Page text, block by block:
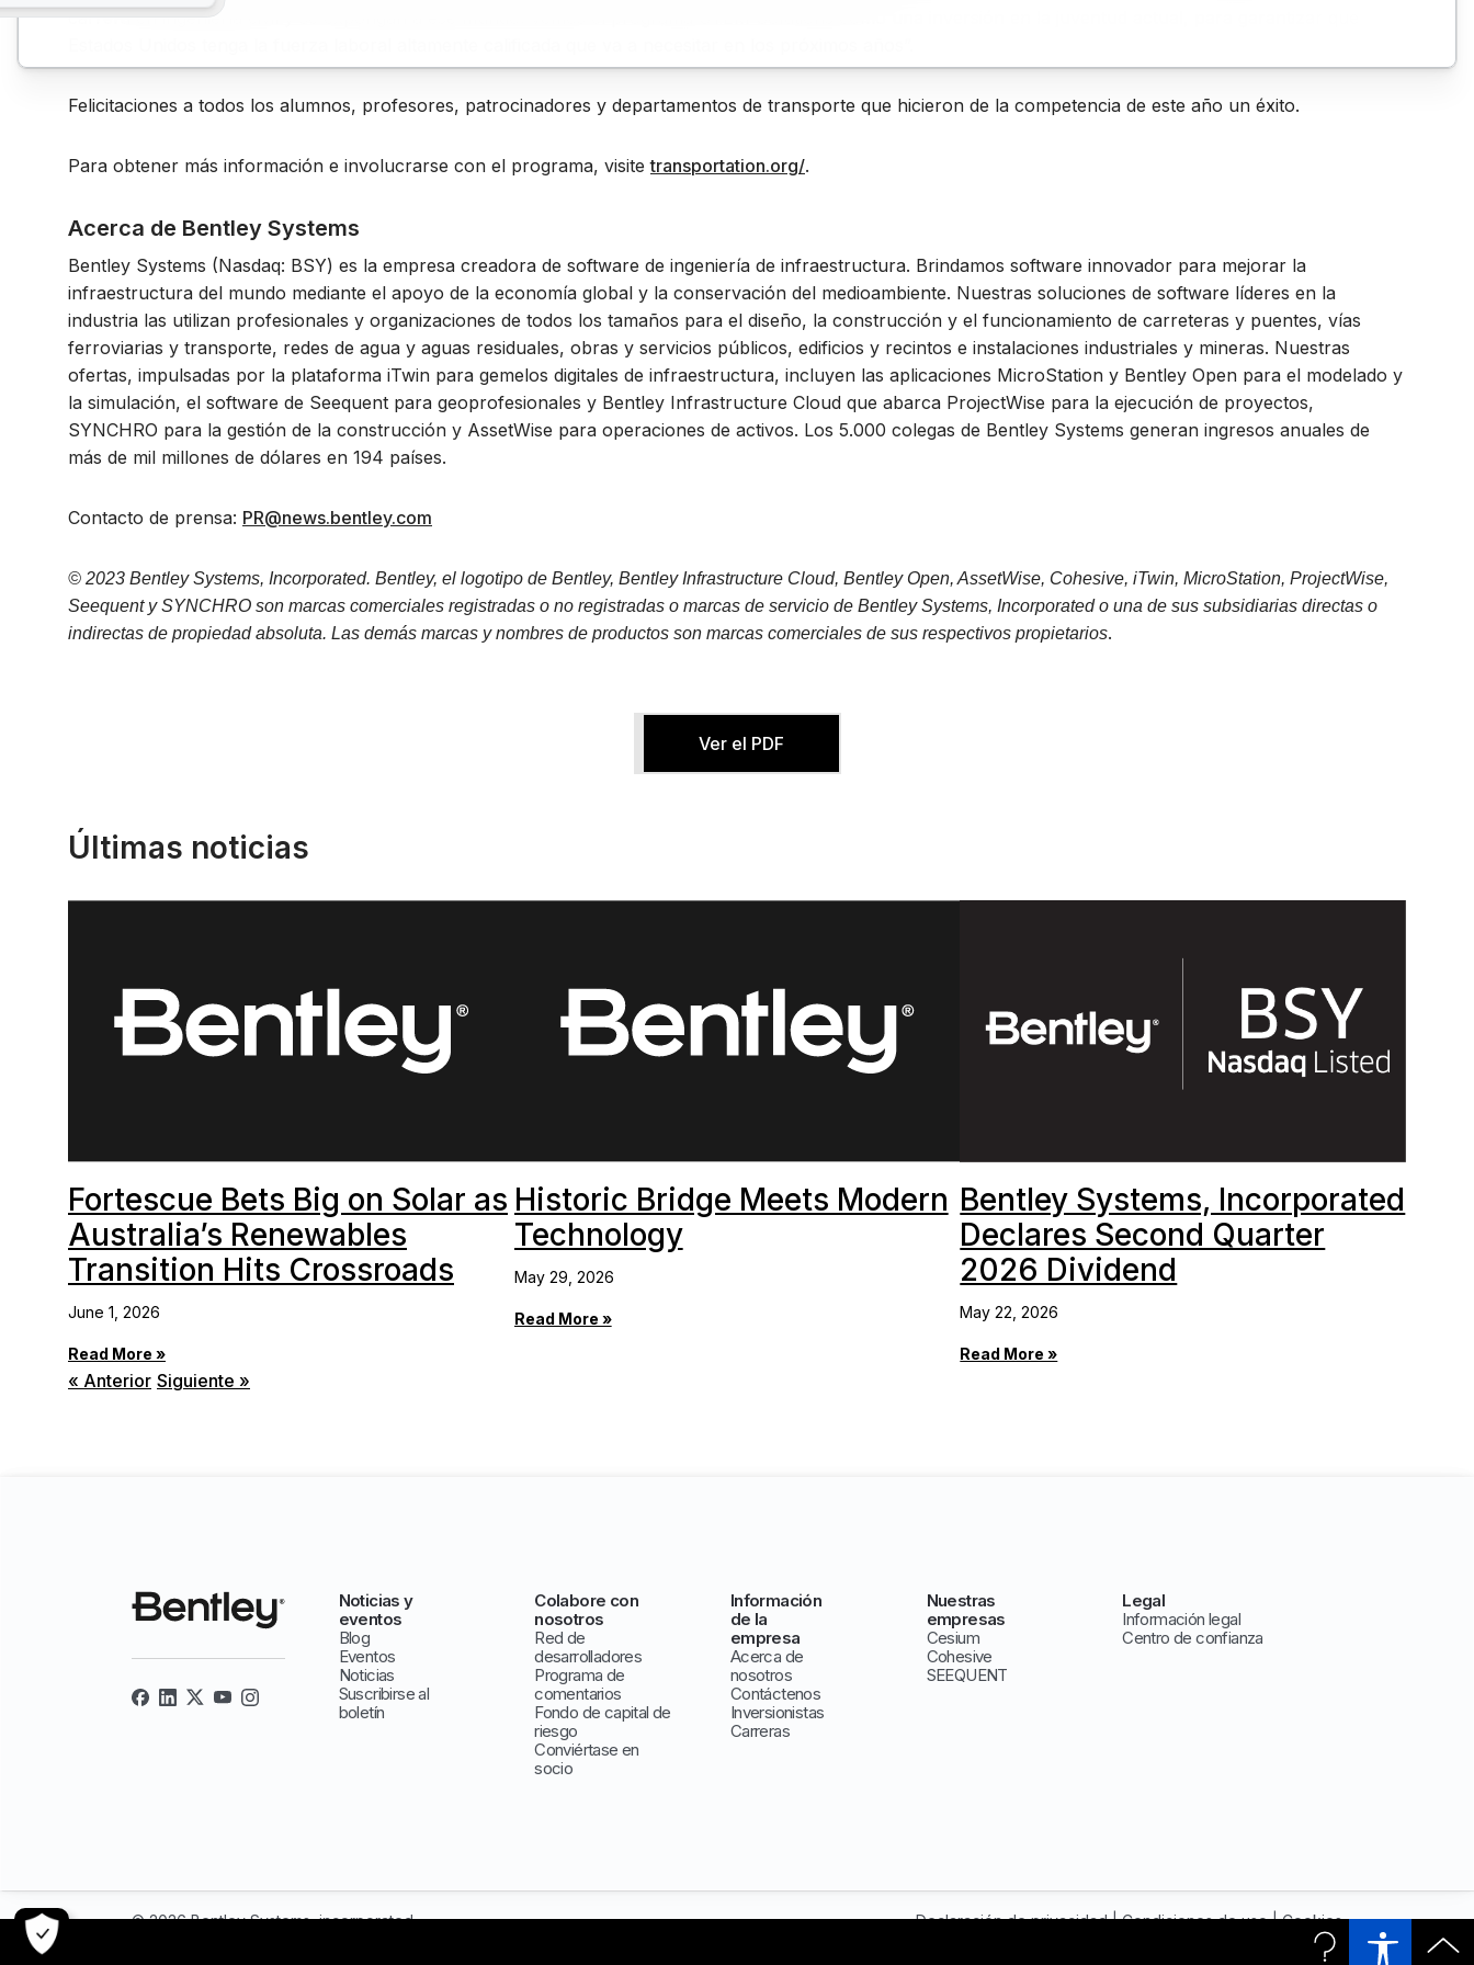
carrera en ingeniería civil y se expongan a ese mundo. Vemos el programa STEM Solutions como una inversión en la juventud actual, para garantizar que
Felicitaciones a todos los alumnos, profesores, patrocinadores y departamentos de transporte que hicieron de la competencia de este año un éxito.
Para obtener más información e involucrarse con el programa, visitetransportation.org/.
Acerca de Bentley Systems
Bentley Systems (Nasdaq: BSY) es la empresa creadora de software de ingeniería de infraestructura. Brindamos software innovador para mejorar la
infraestructura del mundo mediante el apoyo de la economía global y la conservación del medioambiente. Nuestras soluciones de software líderes en la
industria las utilizan profesionales y organizaciones de todos los tamaños para el diseño, la construcción y el funcionamiento de carreteras y puentes, vías
ferroviarias y transporte, redes de agua y aguas residuales, obras y servicios públicos, edificios y recintos e instalaciones industriales y mineras. Nuestras
ofertas, impulsadas por la plataforma iTwin para gemelos digitales de infraestructura, incluyen las aplicaciones MicroStation y Bentley Open para el modelado y
la simulación, el software de Seequent para geoprofesionales y Bentley Infrastructure Cloud que abarca ProjectWise para la ejecución de proyectos,
SYNCHRO para la gestión de la construcción y AssetWise para operaciones de activos. Los 5.000 colegas de Bentley Systems generan ingresos anuales de
más de mil millones de dólares en 194 países.
Contacto de prensa: PR@news.bentley.com
© 2023 Bentley Systems, Incorporated. Bentley, el logotipo de Bentley, Bentley Infrastructure Cloud, Bentley Open, AssetWise, Cohesive, iTwin, MicroStation, ProjectWise,
Seequent y SYNCHRO son marcas comerciales registradas o no registradas o marcas de servicio de Bentley Systems, Incorporated o una de sus subsidiarias directas o
indirectas de propiedad absoluta. Las demás marcas y nombres de productos son marcas comerciales de sus respectivos propietarios.
Ver el PDF
Últimas noticias
Fortescue Bets Big on Solar as
Australia’s Renewables
Transition Hits Crossroads
June 1, 2026
Read More »
Historic Bridge Meets Modern
Technology
May 29, 2026
Read More »
Bentley Systems, Incorporated
Declares Second Quarter
2026 Dividend
May 22, 2026
Read More »
« Anterior Siguiente »
Noticias y
eventos
Blog
Eventos
Noticias
Suscribirse al
boletín
Colabore con
nosotros
Red de
desarrolladores
Programa de
comentarios
Fondo de capital de
riesgo
Conviértase en
socio
Información
de la
empresa
Acerca de
nosotros
Contáctenos
Inversionistas
Carreras
Nuestras
empresas
Cesium
Cohesive
SEEQUENT
Legal
Información legal
Centro de confianza
© 2026 Bentley Systems, incorporated Declaración de privacidad|Condiciones de uso|Cookies